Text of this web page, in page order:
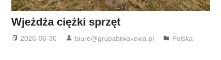
Wjeżdża ciężki sprzęt
2026-06-30 biuro@grupabiwakowa.pl Polska